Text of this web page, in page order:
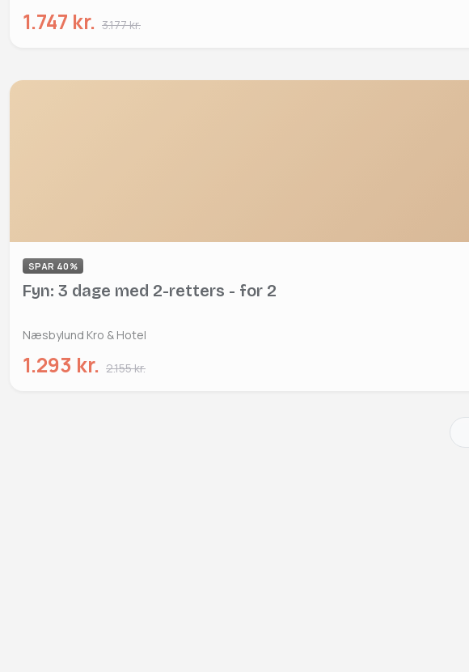
1.747 kr. 3.177 kr.
SPAR 40%
Fyn: 3 dage med 2-retters - for 2
Næsbylund Kro & Hotel
1.293 kr. 2.155 kr.